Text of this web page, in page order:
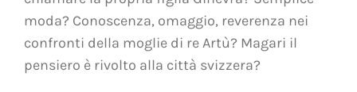
moda? Conoscenza, omaggio, reverenza nei
confronti della moglie di re Artù? Magari il
pensiero è rivolto alla città svizzera?